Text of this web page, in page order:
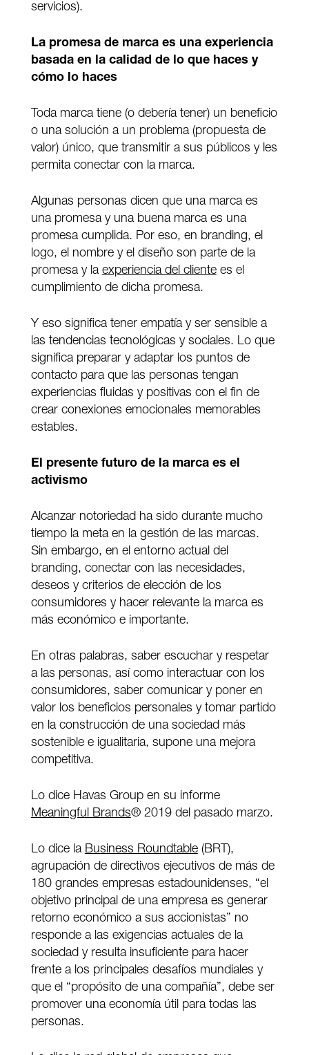
servicios).
La promesa de marca es una experiencia
basada en la calidad de lo que haces y
cómo lo haces
Toda marca tiene (o debería tener) un beneficio
o una solución a un problema (propuesta de
valor) único, que transmitir a sus públicos y les
permita conectar con la marca.
Algunas personas dicen que una marca es
una promesa y una buena marca es una
promesa cumplida. Por eso, en branding, el
logo, el nombre y el diseño son parte de la
promesa y la experiencia del clientees el
cumplimiento de dicha promesa.
Y eso significa tener empatía y ser sensible a
las tendencias tecnológicas y sociales. Lo que
significa preparar y adaptar los puntos de
contacto para que las personas tengan
experiencias fluidas y positivas con el fin de
crear conexiones emocionales memorables
estables.
El presente futuro de la marca es el
activismo
Alcanzar notoriedad ha sido durante mucho
tiempo la meta en la gestión de las marcas.
Sin embargo, en el entorno actual del
branding, conectar con las necesidades,
deseos y criterios de elección de los
consumidores y hacer relevante la marca es
más económico e importante.
En otras palabras, saber escuchar y respetar
a las personas, así como interactuar con los
consumidores, saber comunicar y poner en
valor los beneficios personales y tomar partido
en la construcción de una sociedad más
sostenible e igualitaria, supone una mejora
competitiva.
Lo dice Havas Group en su informe
Meaningful Brands® 2019 del pasado marzo.
Lo dice la Business Roundtable(BRT),
agrupación de directivos ejecutivos de más de
180 grandes empresas estadounidenses, “el
objetivo principal de una empresa es generar
retorno económico a sus accionistas” no
responde a las exigencias actuales de la
sociedad y resulta insuficiente para hacer
frente a los principales desafíos mundiales y
que el “propósito de una compañía”, debe ser
promover una economía útil para todas las
personas.